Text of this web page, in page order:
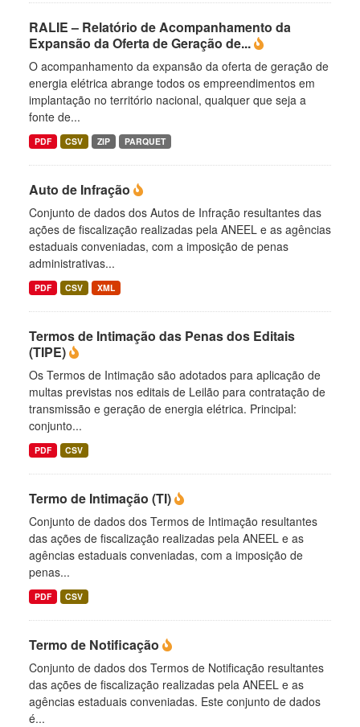
RALIE – Relatório de Acompanhamento da
Expansão da Oferta de Geração de...
O acompanhamento da expansão da oferta de geração de
energia elétrica abrange todos os empreendimentos em
implantação no território nacional, qualquer que seja a
fonte de...
PDF CSV ZIP PARQUET
Auto de Infração
Conjunto de dados dos Autos de Infração resultantes das
ações de fiscalização realizadas pela ANEEL e as agências
estaduais conveniadas, com a imposição de penas
administrativas...
PDF CSV XML
Termos de Intimação das Penas dos Editais
(TIPE)
Os Termos de Intimação são adotados para aplicação de
multas previstas nos editais de Leilão para contratação de
transmissão e geração de energia elétrica. Principal:
conjunto...
PDF CSV
Termo de Intimação (TI)
Conjunto de dados dos Termos de Intimação resultantes
das ações de fiscalização realizadas pela ANEEL e as
agências estaduais conveniadas, com a imposição de
penas...
PDF CSV
Termo de Notificação
Conjunto de dados dos Termos de Notificação resultantes
das ações de fiscalização realizadas pela ANEEL e as
agências estaduais conveniadas. Este conjunto de dados
é...